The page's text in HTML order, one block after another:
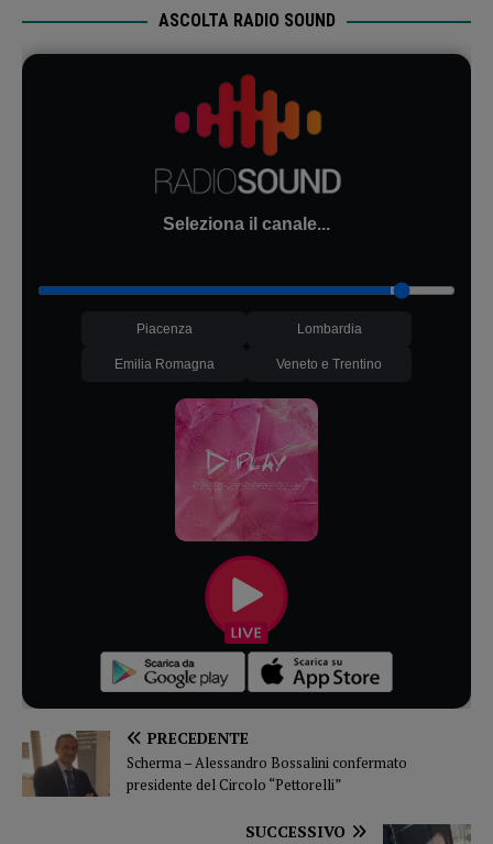
ASCOLTA RADIO SOUND
Seleziona il canale...
Piacenza Lombardia
Emilia Romagna Veneto e Trentino
PRECEDENTE
Scherma – Alessandro Bossalini confermato
presidente del Circolo “Pettorelli”
SUCCESSIVO